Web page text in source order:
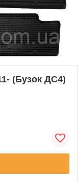
(Бузок ДС4)